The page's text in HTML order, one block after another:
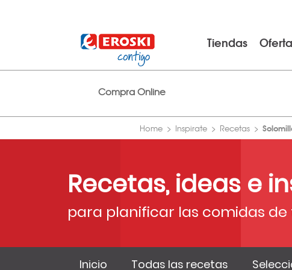
Tiendas
Compra Online
Home Inspirate Recetas
Recetas, ideas e
para planificar las comidas
Inicio Todas las recetas